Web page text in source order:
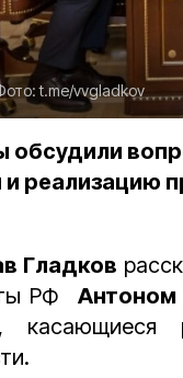
t.me/vvgladkov
обсудили
реализацию
Гладков
РФ